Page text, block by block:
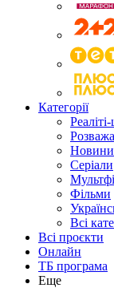
Категорії
Новини
Серіали
Фільми
Всі
Всі проєкти
Онлайн
ТБ програма
Еще